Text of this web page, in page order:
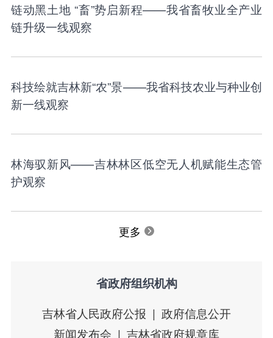
链动黑土地 “畜”势启新程——我省畜牧业全产业
链升级一线观察
科技绘就吉林新“农”景——我省科技农业与种业创
新一线观察
林海驭新风——吉林林区低空无人机赋能生态管
护观察
更多
省政府组织机构
吉林省人民政府公报
政府信息公开
新闻发布会
吉林省政府规章库